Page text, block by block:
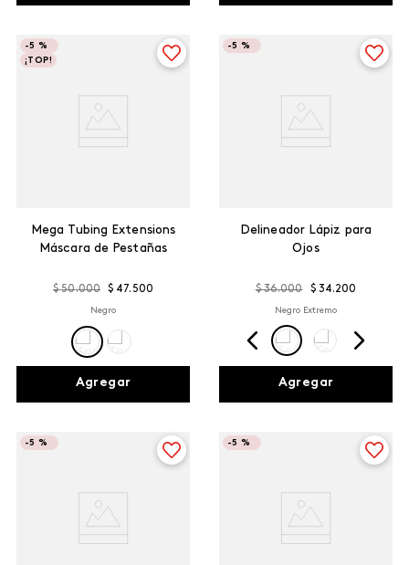
Mega Tubing Extensions
Máscara de Pestañas
-5 %
¡TOP!
$ 50.000 $ 47. 500
Negro
Agregar
Delineador Lápiz para
Ojos
-5 %
$ 36.000 $ 34.200
Negro Extremo
Agregar
-5 % -5 %